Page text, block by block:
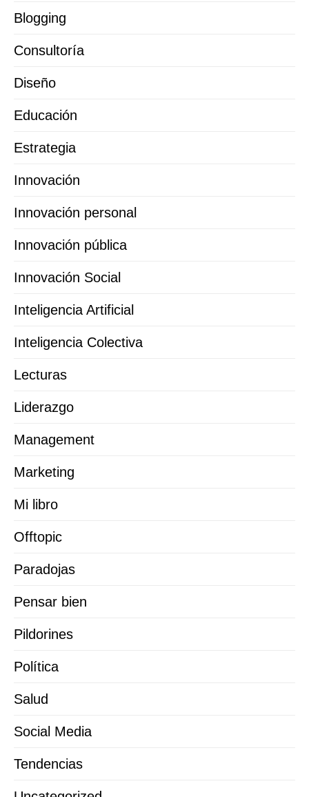
Blogging
Consultoría
Diseño
Educación
Estrategia
Innovación
Innovación personal
Innovación pública
Innovación Social
Inteligencia Artificial
Inteligencia Colectiva
Lecturas
Liderazgo
Management
Marketing
Mi libro
Offtopic
Paradojas
Pensar bien
Pildorines
Política
Salud
Social Media
Tendencias